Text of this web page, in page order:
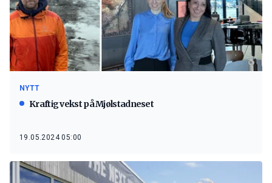
NYTT
Kraftig vekst på Mjølstadneset
19.05.2024 05:00